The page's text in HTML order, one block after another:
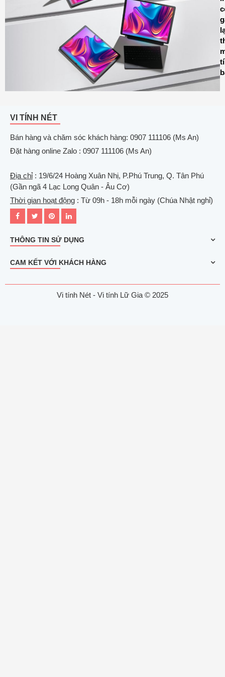
VI TÍNH NÉT
Bán hàng và chăm sóc khách hàng: 0907 111106 (Ms An)
Đặt hàng online Zalo : 0907 111106 (Ms An)
Địa chỉ: 19/6/24 Hoàng Xuân Nhị, P.Phú Trung, Q. Tân Phú
(Gần ngã 4 Lạc Long Quân - Âu Cơ)
Thời gian hoạt động : Từ 09h - 18h mỗi ngày (Chúa Nhật nghỉ)
THÔNG TIN SỬ DỤNG
CAM KẾT VỚI KHÁCH HÀNG
Vi tính Nét - Vi tính Lữ Gia © 2025